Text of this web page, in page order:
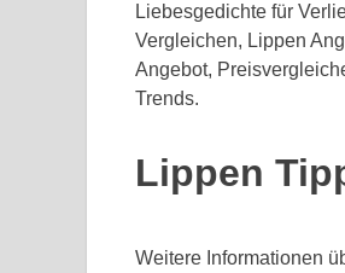
Liebesgedichte für
Vergleichen, Lippen
Angebot,
Trends.
Lippen
Weitere Informationen